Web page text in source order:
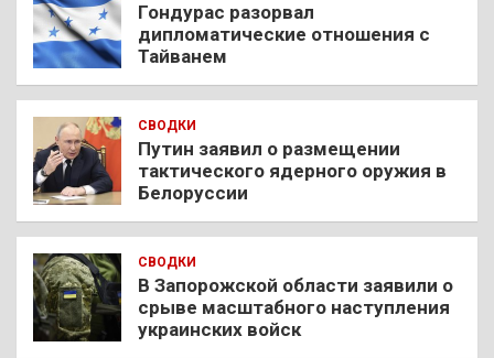
Гондурас разорвал
дипломатические отношения с
Тайванем
СВОДКИ
Путин заявил о размещении
тактического ядерного оружия в
Белоруссии
СВОДКИ
В Запорожской области заявили о
срыве масштабного наступления
украинских войск